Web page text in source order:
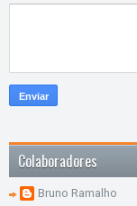
Colaboradores
Bruno Ramalho